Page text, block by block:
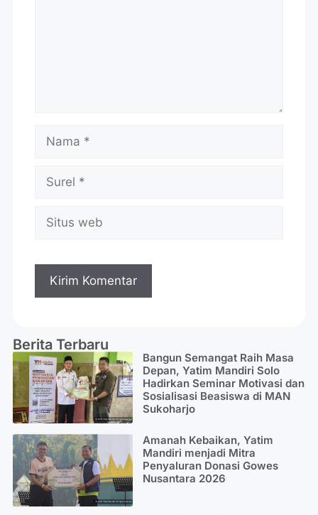
Berita Terbaru
Bangun Semangat Raih Masa
Depan, Yatim Mandiri Solo
Hadirkan Seminar Motivasi dan
Sosialisasi Beasiswa di MAN
Sukoharjo
Amanah Kebaikan, Yatim
Mandiri menjadi Mitra
Penyaluran Donasi Gowes
Nusantara 2026